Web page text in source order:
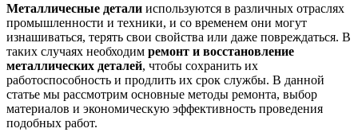
Металличесные детали используются в различных отраслях
промышленности и техники, и со временем они могут
изнашиваться, терять свои свойства или даже повреждаться. В
таких случаях необходим ремонт и восстановление
металлических деталей, чтобы сохранить их
работоспособность и продлить их срок службы. В данной
статье мы рассмотрим основные методы ремонта, выбор
материалов и экономическую эффективность проведения
подобных работ.